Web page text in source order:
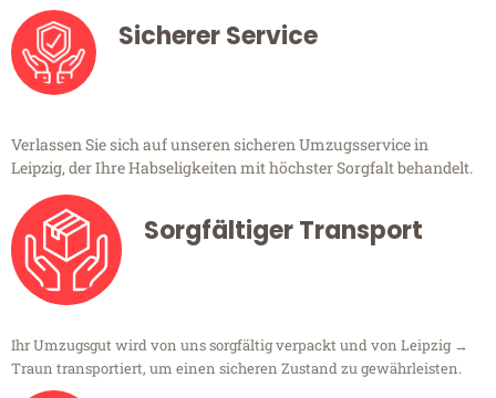
Sicherer Service
Verlassen Sie sich auf unseren sicheren Umzugsservice in
Leipzig, der Ihre Habseligkeiten mit höchster Sorgfalt behandelt.
Sorgfältiger Transport
Ihr Umzugsgut wird von uns sorgfältig verpackt und von Leipzig →
Traun transportiert, um einen sicheren Zustand zu gewährleisten.